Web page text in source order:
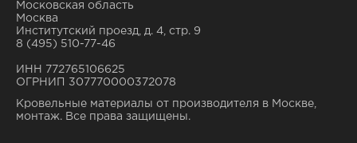
Московская область
Москва
Институтский проезд, д. 4, стр. 9
8 (495) 510-77-46
ИНН 772765106625
ОГРНИП 307770000372078
Кровельные материалы от производителя в Москве,
монтаж. Все права защищены.